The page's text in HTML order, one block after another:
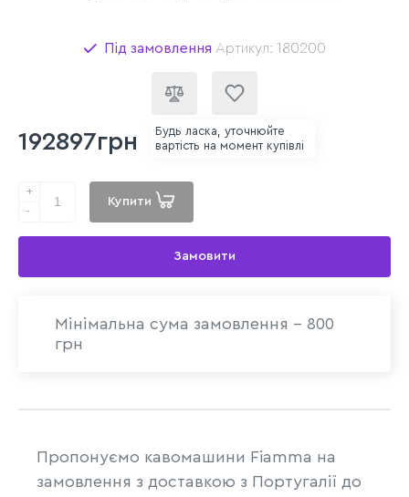
Під замовлення Артикул: 180200
192897грн
Будь ласка, уточнюйте
вартість на момент купівлі
+
-
Купити
Замовити
Мінімальна сума замовлення - 800
грн
Пропонуємо кавомашини Fiamma на
замовлення з доставкою з Португалії до